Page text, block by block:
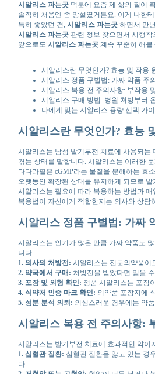
시알리스 파는곳덕분에 요즘 제 삶의 질이
솔직히 처음엔 좀 망설였거든요. 이게 나한
특히 좋았던 건, 시알리스 파는곳하면서 만
시알리스 파는곳관련 정보 찾으면서 시행착
앞으로도 시알리스 파는곳계속 꾸준히 해볼
시알리스란 무엇인가? 효능 및 작용
시알리스 정품 구별법: 가짜 약품 주
시알리스 복용 전 주의사항: 부작용
시알리스 구매 방법: 병원 처방부터
나에게 맞는 시알리스 용량 선택 가
시알리스란 무엇인가? 효능
시알리스는 남성 발기부전 치료에 사용되는
겪는 상태를 말합니다. 시알리스는 이러한
타다라필은 cGMP라는 물질을 분해하는 효
오랫동안 확장된 상태를 유지하게 되므로
시알리스는 필요에 따라 복용하는 방법과
복용법이 자신에게 적합한지는 의사와 상담
시알리스 정품 구별법: 가짜
시알리스는 인기가 많은 만큼 가짜 약품도
니다.
1. 의사의 처방전: 시알리스는 전문의약품이
2. 약국에서 구매: 처방전을 받았다면 믿을
3. 포장 및 외형 확인: 정품 시알리스는 포장
4. 식약처 인증 마크 확인: 의약품 포장지에
5. 성분 분석 의뢰: 의심스러운 경우에는 약
시알리스 복용 전 주의사항:
시알리스는 발기부전 치료에 효과적인 약이
1. 심혈관 질환: 심혈관 질환을 앓고 있는 경
다.